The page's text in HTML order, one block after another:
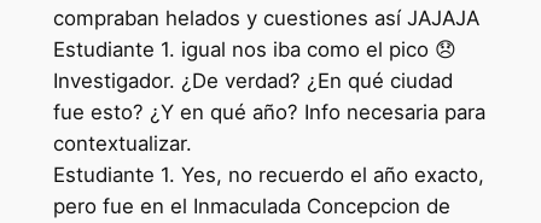
compraban helados y cuestiones así JAJAJA
Estudiante 1. igual nos iba como el pico 😞
Investigador. ¿De verdad? ¿En qué ciudad
fue esto? ¿Y en qué año? Info necesaria para
contextualizar.
Estudiante 1. Yes, no recuerdo el año exacto,
pero fue en el Inmaculada Concepcion de